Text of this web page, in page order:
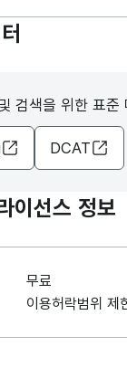
검색을 위한 표준
DCAT
이선스 정보
무료
이용허락범위 제